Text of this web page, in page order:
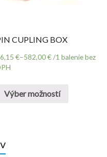
CUPLING BOX
€–582,00€ /1 balenie bez
Výber možností